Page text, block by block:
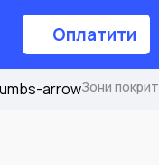
Оплатити
Зони